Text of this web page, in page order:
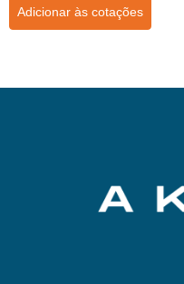
Adicionar às cotações